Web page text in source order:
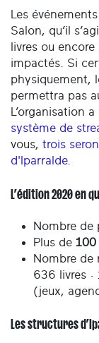
Les
Salon, qu’il
livres ou
impactés. Si
physiquement,
permettra pas
L’organisation
système de
vous, trois
d'Iparralde.
L’édition 2020 en
Nombre de
Plus de 100
Nombre de
636 livres ·
(jeux,
Les structures